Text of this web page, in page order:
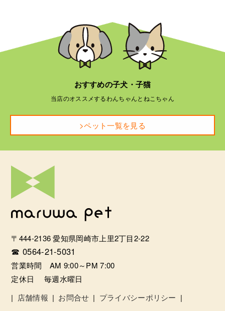
おすすめの子犬・子猫
当店のオススメするわんちゃんとねこちゃん
>ペット一覧を見る
〒444-2136 愛知県岡崎市上里2丁目2-22
☎ 0564-21-5031
営業時間 AM 9:00～PM 7:00
定休日 毎週水曜日
| 店舗情報 | お問合せ | プライバシーポリシー |